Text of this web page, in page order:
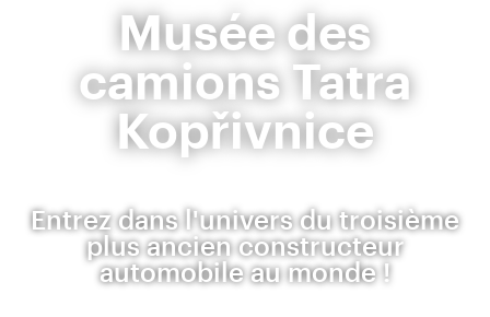
Musée des
camions Tatra
Kopřivnice
Entrez dans l'univers du troisième
plus ancien constructeur
automobile au monde !